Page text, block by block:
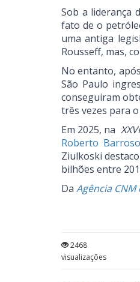
Sob a liderança
fato de o
uma antiga
Rousseff, mas,
No entanto,
São Paulo
conseguiram
três vezes para
Em 2025, na
Roberto Barroso
Ziulkoski
bilhões entre
Da Agência
2468
visualizações